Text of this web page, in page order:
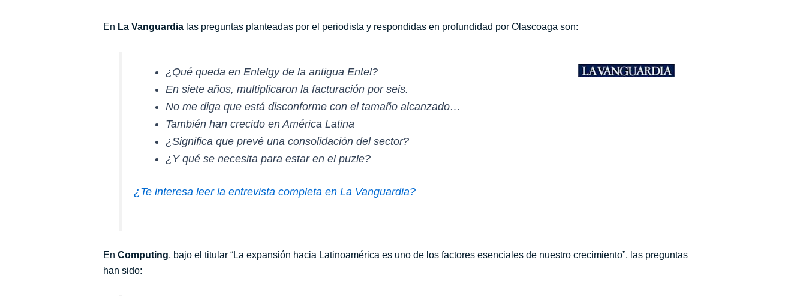
En La Vanguardia las preguntas planteadas por el periodista y respondidas en profundidad por Olascoaga son:
¿Qué queda en Entelgy de la antigua Entel?
En siete años, multiplicaron la facturación por seis.
No me diga queestá disconforme con el tamaño alcanzado…
También han crecido en América Latina
¿Significa que prevé una consolidación del sector?
¿Y qué se necesita para estar en el puzle?
¿Te interesa leer la entrevista completa en La Vanguardia?
En Computing, bajo el titular “La expansión hacia Latinoamérica es uno de los factores esenciales de nuestro crecimiento”, las preguntas
han sido: